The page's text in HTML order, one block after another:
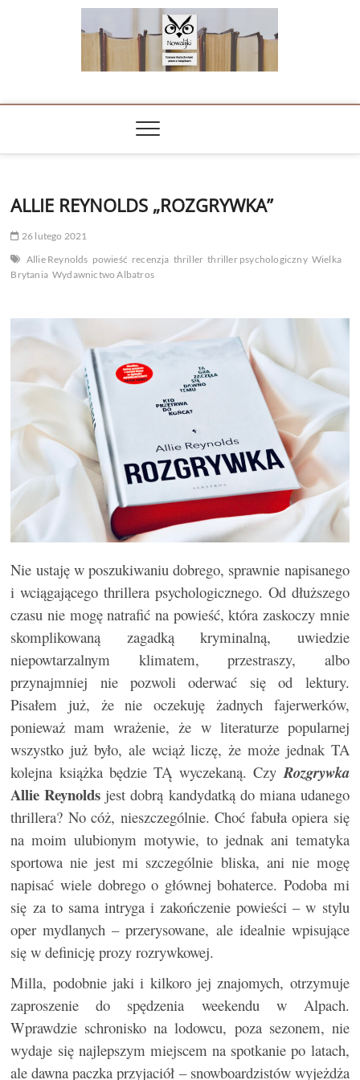
NOWALIJKI
ALLIE REYNOLDS „ROZGRYWKA”
26 lutego 2021
Allie Reynolds powieść recenzja thriller thriller psychologiczny Wielka
Brytania Wydawnictwo Albatros
Nie ustaję w poszukiwaniu dobrego, sprawnie napisanego
i wciągającego thrillera psychologicznego. Od dłuższego
czasu nie mogę natrafić na powieść, która zaskoczy mnie
skomplikowaną zagadką kryminalną, uwiedzie
niepowtarzalnym klimatem, przestraszy, albo
przynajmniej nie pozwoli oderwać się od lektury.
Pisałem już, że nie oczekuję żadnych fajerwerków,
ponieważ mam wrażenie, że w literaturze popularnej
wszystko już było, ale wciąż liczę, że może jednak TA
kolejna książka będzie TĄ wyczekaną. CzyRozgrywka
Allie Reynolds jest dobrą kandydatką do miana udanego
thrillera? No cóż, nieszczególnie. Choć fabuła opiera się
na moim ulubionym motywie, to jednak ani tematyka
sportowa nie jest mi szczególnie bliska, ani nie mogę
napisać wiele dobrego o głównej bohaterce. Podoba mi
się za to sama intryga i zakończenie powieści – w stylu
oper mydlanych – przerysowane, ale idealnie wpisujące
się w definicję prozy rozrywkowej.
Milla, podobnie jaki i kilkoro jej znajomych, otrzymuje
zaproszenie do spędzenia weekendu w Alpach.
Wprawdzie schronisko na lodowcu, poza sezonem, nie
wydaje się najlepszym miejscem na spotkanie po latach,
ale dawna paczka przyjaciół – snowboardzistów wyjeżdża